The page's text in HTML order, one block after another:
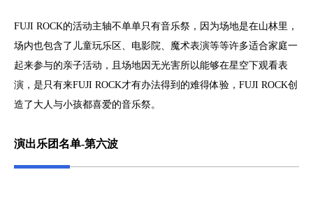
FUJI ROCK的活动主轴不单单只有音乐祭，因为场地是在山林里，
场内也包含了儿童玩乐区、电影院、魔术表演等等许多适合家庭一
起来参与的亲子活动，且场地因无光害所以能够在星空下观看表
演，是只有来FUJI ROCK才有办法得到的难得体验，FUJI ROCK创
造了大人与小孩都喜爱的音乐祭。
演出乐团名单-第六波